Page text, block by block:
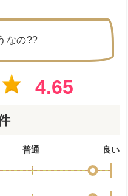
なの??
4.65
普通 良い